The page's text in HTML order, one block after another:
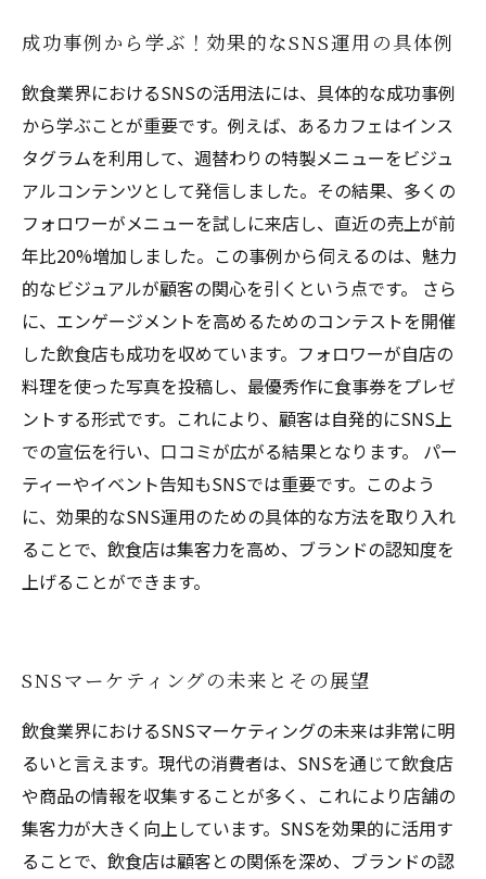
成功事例から学ぶ！効果的なSNS運用の具体例
飲食業界におけるSNSの活用法には、具体的な成功事例
から学ぶことが重要です。例えば、あるカフェはインス
タグラムを利用して、週替わりの特製メニューをビジュ
アルコンテンツとして発信しました。その結果、多くの
フォロワーがメニューを試しに来店し、直近の売上が前
年比20%増加しました。この事例から伺えるのは、魅力
的なビジュアルが顧客の関心を引くという点です。 さら
に、エンゲージメントを高めるためのコンテストを開催
した飲食店も成功を収めています。フォロワーが自店の
料理を使った写真を投稿し、最優秀作に食事券をプレゼ
ントする形式です。これにより、顧客は自発的にSNS上
での宣伝を行い、口コミが広がる結果となります。 パー
ティーやイベント告知もSNSでは重要です。このよう
に、効果的なSNS運用のための具体的な方法を取り入れ
ることで、飲食店は集客力を高め、ブランドの認知度を
上げることができます。
SNSマーケティングの未来とその展望
飲食業界におけるSNSマーケティングの未来は非常に明
るいと言えます。現代の消費者は、SNSを通じて飲食店
や商品の情報を収集することが多く、これにより店舗の
集客力が大きく向上しています。SNSを効果的に活用す
ることで、飲食店は顧客との関係を深め、ブランドの認